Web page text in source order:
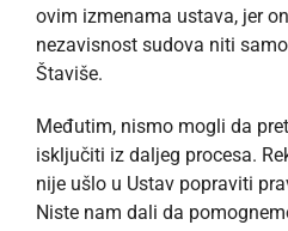
ovim izmenama ustava, jer
nezavisnost sudova niti
Štaviše.
Međutim, nismo mogli da
isključiti iz daljeg procesa.
nije ušlo u Ustav popraviti
Niste nam dali da